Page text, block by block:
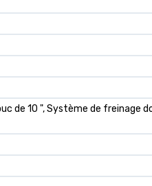
de 10 ", Système de freinage